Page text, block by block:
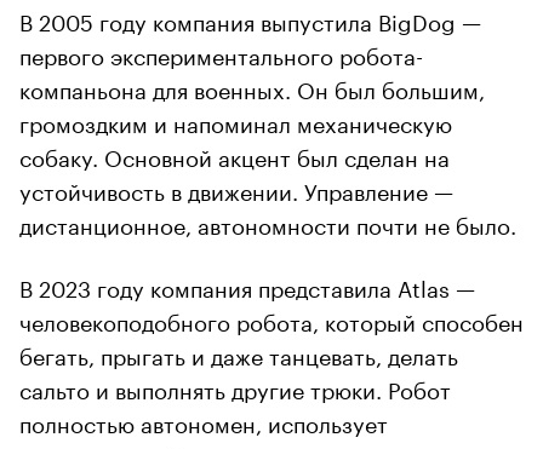
В 2005 году компания выпустила BigDog —
первого экспериментального робота-
компаньона для военных. Он был большим,
громоздким и напоминал механическую
собаку. Основной акцент был сделан на
устойчивость в движении. Управление —
дистанционное, автономности почти не было.
В 2023 году компания представила Atlas —
человекоподобного робота, который способен
бегать, прыгать и даже танцевать, делать
сальто и выполнять другие трюки. Робот
полностью автономен, использует